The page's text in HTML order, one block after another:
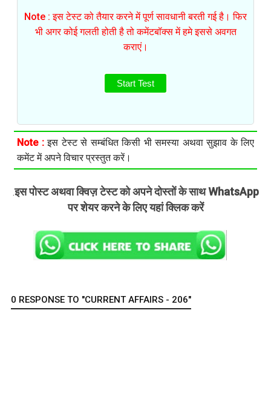
Note : इस टेस्ट को तैयार करने में पूर्ण सावधानी बरती गई है। फिर
भी अगर कोई गलती होती है तो कमेंटबॉक्स में हमे इससे अवगत
कराएं।
Start Test
Note :इस टेस्ट से सम्बंधित किसी भी समस्या अथवा सुझाव के लिए
कमेंट में अपने विचार प्रस्तुत करें।
.इस पोस्ट अथवा क्विज़ टेस्ट को अपने दोस्तों के साथ WhatsApp
पर शेयर करने के लिए यहां क्लिक करें
0 RESPONSE TO "CURRENT AFFAIRS - 206"